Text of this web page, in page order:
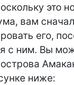
это
вам
его,
с ним. Вы
ниже: